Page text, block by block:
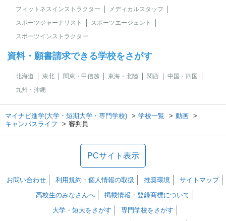
フィットネスインストラクター
メディカルスタッフ
スポーツジャーナリスト
スポーツエージェント
スポーツインストラクター
資料・願書請求できる学校をさがす
北海道 東北 関東・甲信越 東海・北陸 関西
中国・四国
九州・沖縄
マイナビ進学(大学・短期大学・専門学校) 学校一覧
動画
キャンパスライフ
審判員
PCサイト表示
お問い合わせ 利用規約・個人情報の取扱 推奨環境
サイトマップ
高校生のみなさんへ
掲載情報・登録商標について
大学・短大をさがす
専門学校をさがす